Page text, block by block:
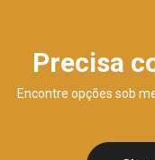
Precisa
Encontre opções sob